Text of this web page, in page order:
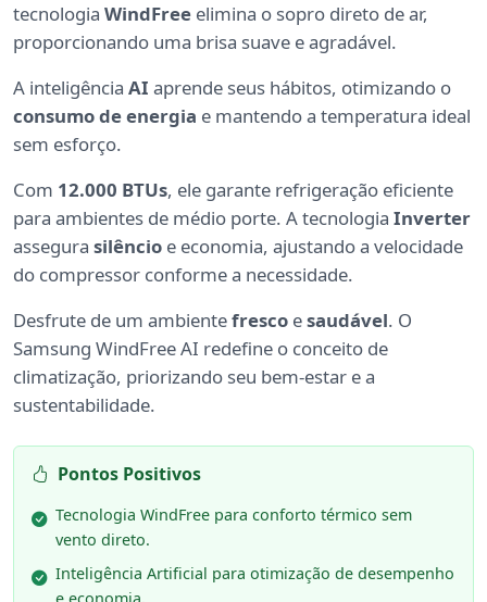
tecnologia WindFree elimina o sopro direto de ar,
proporcionando uma brisa suave e agradável.
A inteligência AI aprende seus hábitos, otimizando o
consumo de energia e mantendo a temperatura ideal
sem esforço.
Com 12.000 BTUs, ele garante refrigeração eficiente
para ambientes de médio porte. A tecnologia Inverter
assegura silêncio e economia, ajustando a velocidade
do compressor conforme a necessidade.
Desfrute de um ambientefresco esaudável. O
Samsung WindFree AI redefine o conceito de
climatização, priorizando seu bem-estar e a
sustentabilidade.
Pontos Positivos
Tecnologia WindFree para conforto térmico sem
vento direto.
Inteligência Artificial para otimização de desempenho